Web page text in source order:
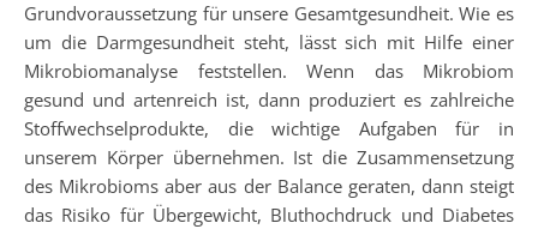
Grundvoraussetzung für unsere Gesamtgesundheit. Wie es
um die Darmgesundheit steht, lässt sich mit Hilfe einer
Mikrobiomanalyse feststellen. Wenn das Mikrobiom
gesund und artenreich ist, dann produziert es zahlreiche
Stoffwechselprodukte, die wichtige Aufgaben für in
unserem Körper übernehmen. Ist die Zusammensetzung
des Mikrobioms aber aus der Balance geraten, dann steigt
das Risiko für Übergewicht, Bluthochdruck und Diabetes